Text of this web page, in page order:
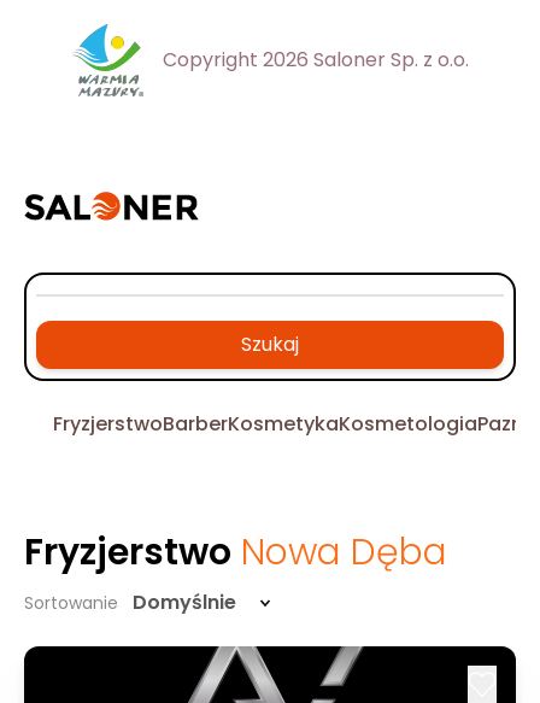
Copyright 2026 Saloner Sp. z o.o.
Szukaj
FryzjerstwoBarberKosmetykaKosmetologia
Fryzjerstwo Nowa Dęba
Sortowanie Domyślnie